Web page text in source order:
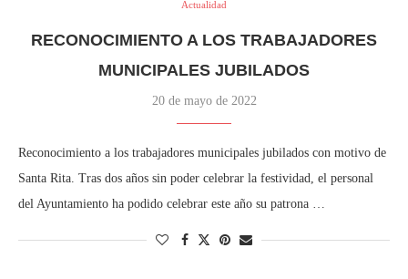
Actualidad
RECONOCIMIENTO A LOS TRABAJADORES
MUNICIPALES JUBILADOS
20 de mayo de 2022
Reconocimiento a los trabajadores municipales jubilados con motivo de
Santa Rita. Tras dos años sin poder celebrar la festividad, el personal
del Ayuntamiento ha podido celebrar este año su patrona …